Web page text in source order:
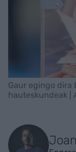
Gaur egingo dira
hauteskundeak |